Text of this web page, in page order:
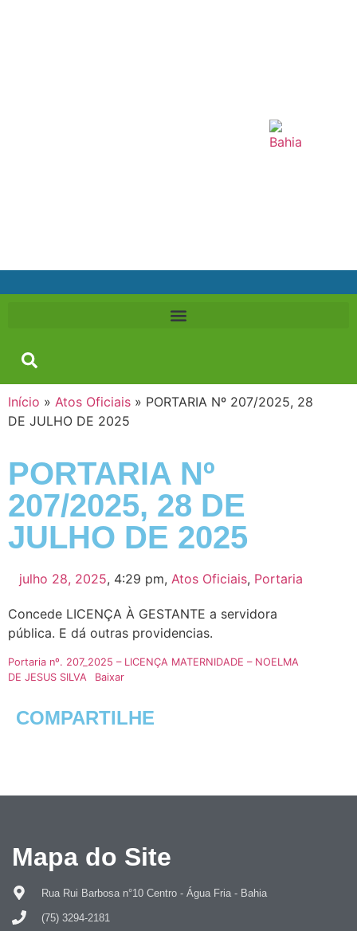
Início » Atos Oficiais » PORTARIA Nº 207/2025, 28
DE JULHO DE 2025
PORTARIA Nº
207/2025, 28 DE
JULHO DE 2025
julho 28, 2025, 4:29 pm, Atos Oficiais, Portaria
Concede LICENÇA À GESTANTE a servidora
pública. E dá outras providencias.
Portaria nº. 207_2025 – LICENÇA MATERNIDADE – NOELMA
DE JESUS SILVA
Baixar
COMPARTILHE
Mapa do Site
Rua Rui Barbosa n°10 Centro - Água Fria - Bahia
(75) 3294-2181